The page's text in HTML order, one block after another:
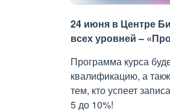
24 июня в Центре
всех уровней –
Программа курса
квалификацию, а
тем, кто успеет
5 до 10%!